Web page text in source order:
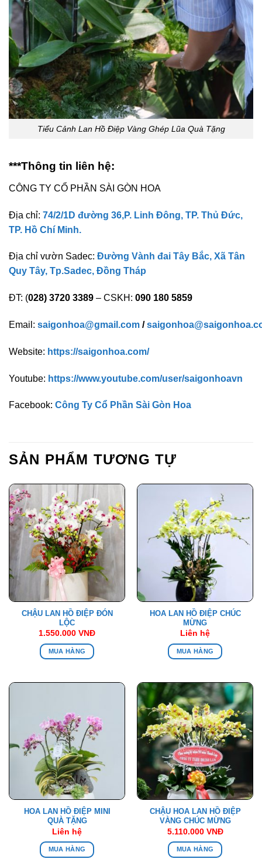
Tiểu Cảnh Lan Hồ Điệp Vàng Ghép Lũa Quà Tặng
***Thông tin liên hệ:
CÔNG TY CỔ PHẦN SÀI GÒN HOA
Địa chỉ: 74/2/1D đường 36,P. Linh Đông, TP. Thủ Đức,
TP. Hồ Chí Minh.
Địa chỉ vườn Sadec: Đường Vành đai Tây Bắc, Xã Tân
Quy Tây, Tp.Sadec, Đồng Tháp
ĐT: (028) 3720 3389 – CSKH: 090 180 5859
Email: saigonhoa@gmail.com /
Website: https://saigonhoa.com/
Youtube: https://www.youtube.com/user/saigonhoavn
Facebook: Công Ty Cổ Phần Sài Gòn Hoa
SẢN PHẨM TƯƠNG TỰ
CHẬU LAN HỒ ĐIỆP ĐÓN
LỘC
1.550.000 VNĐ
MUA HÀNG
HOA LAN HỒ ĐIỆP CHÚC
MỪNG
Liên hệ
MUA HÀNG
HOA LAN HỒ ĐIỆP MINI
QUÀ TẶNG
Liên hệ
MUA HÀNG
CHẬU HOA LAN HỒ ĐIỆP
VÀNG CHÚC MỪNG
5.110.000 VNĐ
MUA HÀNG